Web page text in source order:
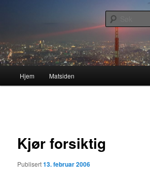
hovedinnholdet
Lasses hjemmeside
Hjem Matsiden
Kjør forsiktig
Publisert13. februar 2006